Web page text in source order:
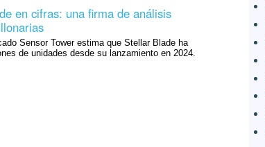
en cifras: una firma de análisis
Sensor Tower estima que Stellar Blade ha
de unidades desde su lanzamiento en 2024.